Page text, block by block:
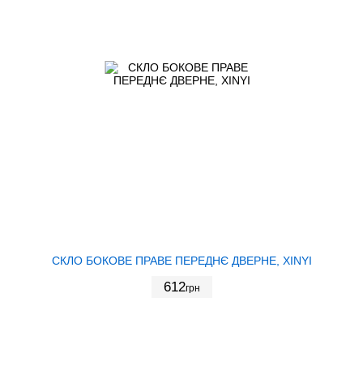
СКЛО БОКОВЕ ПРАВЕ ПЕРЕДНЄ ДВЕРНЕ, XINYI
612грн